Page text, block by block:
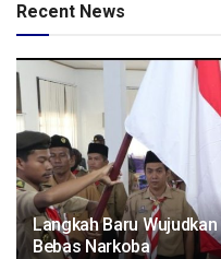
Recent News
Langkah Baru
Bebas Narkoba